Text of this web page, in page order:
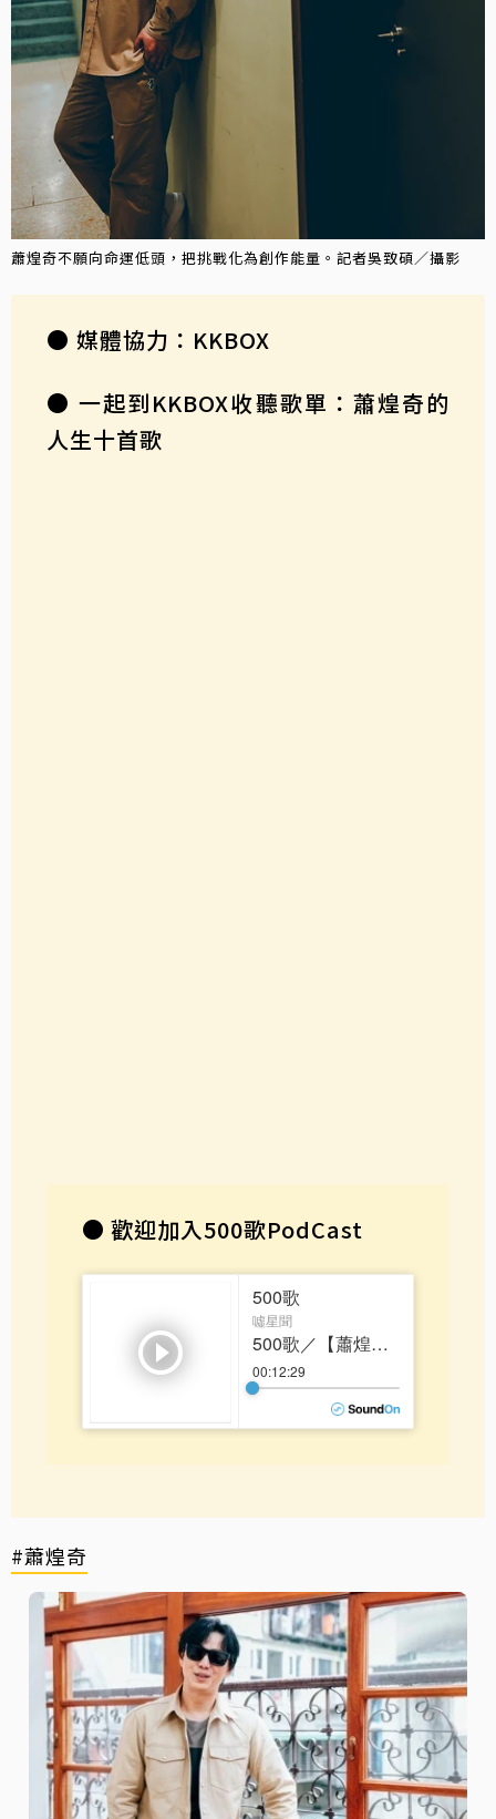
蕭煌奇不願向命運低頭，把挑戰化為創作能量。記者吳致碩／攝影
● 媒體協力：KKBOX
● 一起到KKBOX收聽歌單：蕭煌奇的
人生十首歌
● 歡迎加入500歌PodCast
#蕭煌奇